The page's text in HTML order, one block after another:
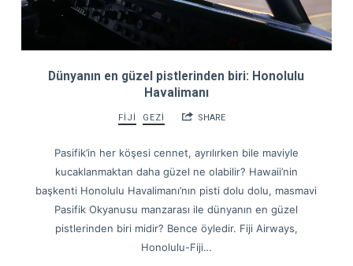
Dünyanın en güzel pistlerinden biri: Honolulu
Havalimanı
FİJİ GEZİ SHARE
Pasifik’in her köşesi cennet, ayrılırken bile maviyle
kucaklanmaktan daha güzel ne olabilir? Hawaii’nin
başkenti Honolulu Havalimanı’nın pisti dolu dolu, masmavi
Pasifik Okyanusu manzarası ile dünyanın en güzel
pistlerinden biri midir? Bence öyledir. Fiji Airways,
Honolulu-Fiji…